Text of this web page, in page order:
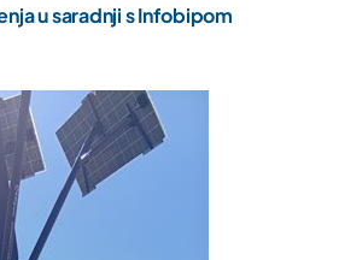
u saradnji s Infobipom